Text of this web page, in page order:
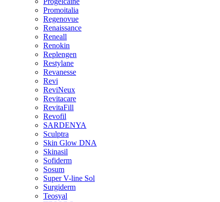
Promoitalia
Regenovue
Renaissance
Reneall
Renokin
Replengen
Restylane
Revanesse
Revi
ReviNeux
Revitacare
RevitaFill
Revofil
SARDENYA
Sculptra
Skin Glow DNA
Skinasil
Sofiderm
Sosum
Super V-line Sol
Surgiderm
Teosyal